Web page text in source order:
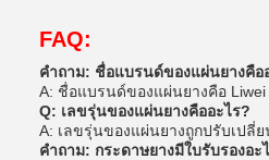
FAQ:
คําถาม: ชื่อแบรนด์ของแผ่นยางคือ
A: ชื่อแบรนด์ของแผ่นยางคือ Liwei
Q: เลขรุ่นของแผ่นยางคืออะไร?
A: เลขรุ่นของแผ่นยางถูกปรับเปลี่
คําถาม: กระดาษยางมีใบรับรองอะ